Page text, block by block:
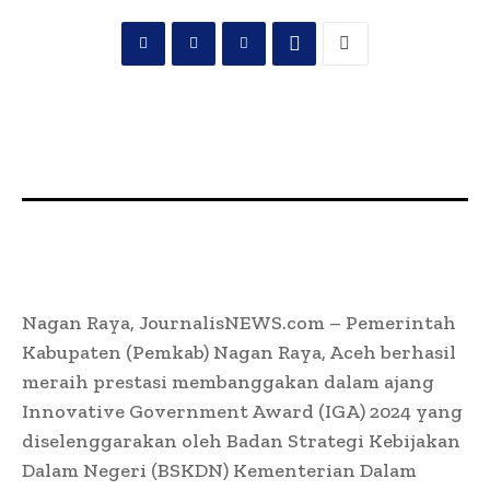
Nagan Raya, JournalisNEWS.com – Pemerintah
Kabupaten (Pemkab) Nagan Raya, Aceh berhasil
meraih prestasi membanggakan dalam ajang
Innovative Government Award (IGA) 2024 yang
diselenggarakan oleh Badan Strategi Kebijakan
Dalam Negeri (BSKDN) Kementerian Dalam